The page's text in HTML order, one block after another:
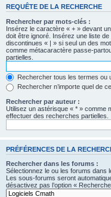
REQUÊTE DE LA RECHERCHE
Rechercher par mots-clés :
Insérez le caractère « + » devant
doit être ignoré. Insérez une liste
discontinues « | » si seul un des
comme métacaractère passe-
partielles.
Rechercher tous les termes ou
Rechercher n’importe quel de
Rechercher par auteur :
Utilisez un astérisque « * » comme
effectuer des recherches partielles.
PRÉFÉRENCES DE LA
Rechercher dans les forums :
Sélectionnez le ou les forums dans
Les sous-forums seront
désactivez pas l’option «